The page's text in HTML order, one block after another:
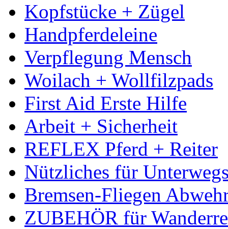
Kopfstücke + Zügel
Handpferdeleine
Verpflegung Mensch
Woilach + Wollfilzpads
First Aid Erste Hilfe
Arbeit + Sicherheit
REFLEX Pferd + Reiter
Nützliches für
Bremsen-Fliegen
ZUBEHÖR für